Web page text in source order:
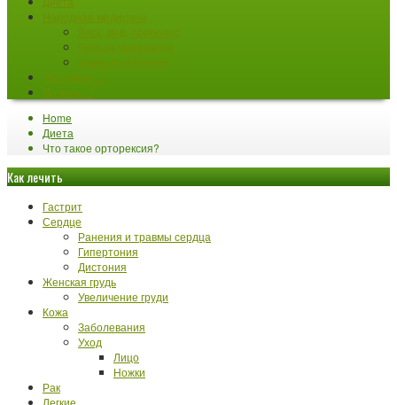
Что такое...?
Почему...?
Home
Диета
Что такое орторексия?
Как лечить
Гастрит
Сердце
Ранения и травмы сердца
Гипертония
Дистония
Женская грудь
Увеличение груди
Кожа
Заболевания
Уход
Лицо
Ножки
Рак
Легкие